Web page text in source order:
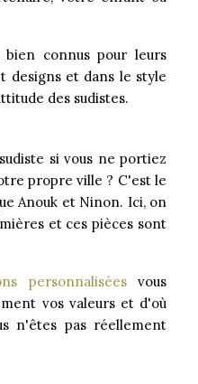
bien connus pour leurs
designs et dans le style
des sudistes.
si vous ne portiez
propre ville ? C'est le
Anouk et Ninon. Ici, on
et ces pièces sont
personnalisées vous
vos valeurs et d'où
n'êtes pas réellement